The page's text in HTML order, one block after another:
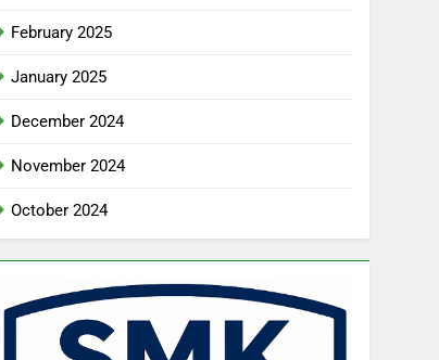
February 2025
January 2025
December 2024
November 2024
October 2024